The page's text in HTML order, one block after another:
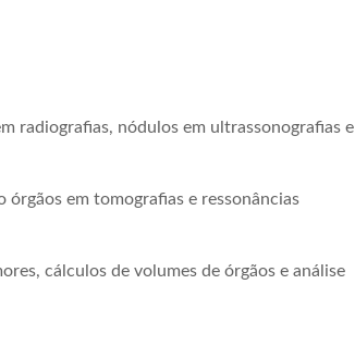
radiografias, nódulos em ultrassonografias e
órgãos em tomografias e ressonâncias
cálculos de volumes de órgãos e análise